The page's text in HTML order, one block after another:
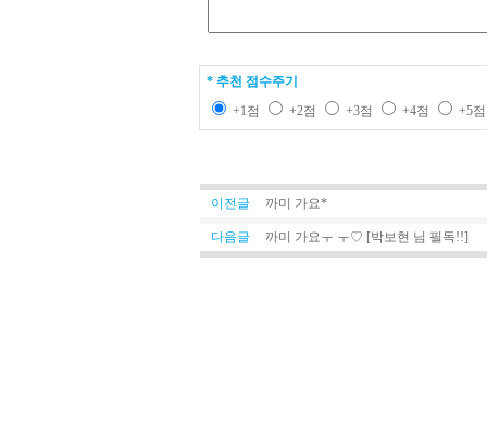
* 추천 점수주기
+1점
+2점 +3점 +4점 +5
이전글 까미 가요*
다음글 까미 가요ㅜ ㅜ♡ [박보현 님 필독!!]